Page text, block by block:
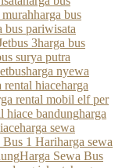
murahharga bus
bus pariwisata
3harga bus
surya putra
harga nyewa
rental hiaceharga
rental mobil elf per
hiace bandungharga
harga sewa
Bus 1 Hariharga sewa
Harga Sewa Bus